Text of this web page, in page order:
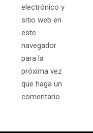
electrónico y
sitio web en
este
navegador
para la
próxima vez
que haga un
comentario.